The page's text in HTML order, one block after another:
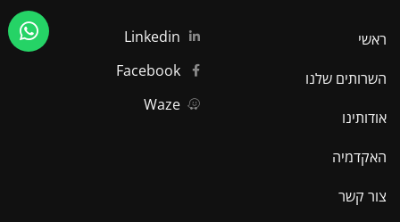
ראשי
השרותים שלנו
אודותינו
האקדמיה
צור קשר
Linkedin
Facebook
Waze